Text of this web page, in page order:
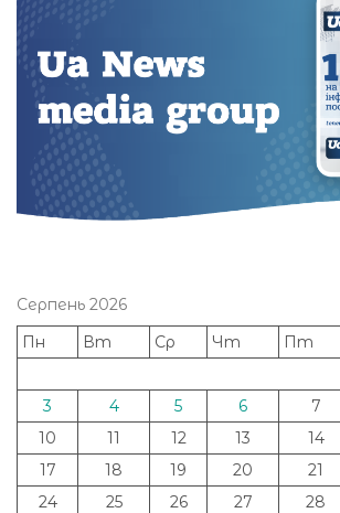
Серпень 2026
Пн
Вт Ср Чт Пт
3
4 5 6 7
10
11 12 13 14
17
18 19 20 21
24
25 26 27 28